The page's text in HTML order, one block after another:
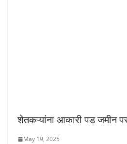
शेतकऱ्यांना आकारी पड जमीन
May 19, 2025